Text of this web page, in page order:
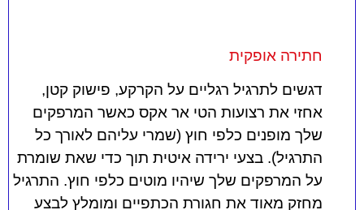
חתירה אופקית
דגשים לתרגיל רגליים על הקרקע, פישוק קטן,
אחזי את רצועות הטי אר אקס כאשר המרפקים
שלך מופנים כלפי חוץ (שמרי עליהם לאורך כל
התרגיל). בצעי ירידה איטית תוך כדי שאת שומרת
על המרפקים שלך שיהיו מוטים כלפי חוץ. התרגיל
מחזק מאוד את חגורת הכתפיים ומומלץ לבצע